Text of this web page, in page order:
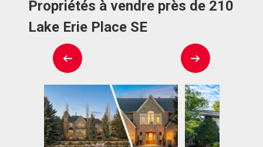
Propriétés à vendre près de 210
Lake Erie Place SE